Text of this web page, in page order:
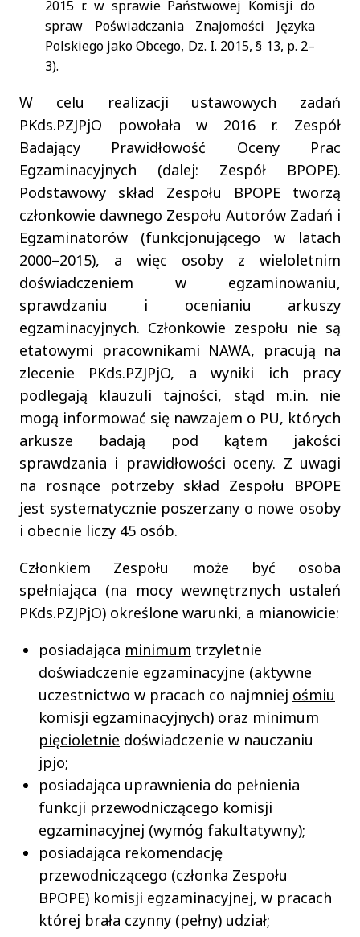
2015 r. w sprawie Państwowej Komisji do
spraw Poświadczania Znajomości Języka
Polskiego jako Obcego, Dz. I. 2015, § 13, p. 2–
3).
W celu realizacji ustawowych zadań
PKds.PZJPjO powołała w 2016 r. Zespół
Badający Prawidłowość Oceny Prac
Egzaminacyjnych (dalej: Zespół BPOPE).
Podstawowy skład Zespołu BPOPE tworzą
członkowie dawnego Zespołu Autorów Zadań i
Egzaminatorów (funkcjonującego w latach
2000–2015), a więc osoby z wieloletnim
doświadczeniem w egzaminowaniu,
sprawdzaniu i ocenianiu arkuszy
egzaminacyjnych. Członkowie zespołu nie są
etatowymi pracownikami NAWA, pracują na
zlecenie PKds.PZJPjO, a wyniki ich pracy
podlegają klauzuli tajności, stąd m.in. nie
mogą informować się nawzajem o PU, których
arkusze badają pod kątem jakości
sprawdzania i prawidłowości oceny. Z uwagi
na rosnące potrzeby skład Zespołu BPOPE
jest systematycznie poszerzany o nowe osoby
i obecnie liczy 45 osób.
Członkiem Zespołu może być osoba
spełniająca (na mocy wewnętrznych ustaleń
PKds.PZJPjO) określone warunki, a mianowicie:
posiadająca minimum trzyletnie
doświadczenie egzaminacyjne (aktywne
uczestnictwo w pracach co najmniej ośmiu
komisji egzaminacyjnych) oraz minimum
pięcioletnie doświadczenie w nauczaniu
jpjo;
posiadająca uprawnienia do pełnienia
funkcji przewodniczącego komisji
egzaminacyjnej (wymóg fakultatywny);
posiadająca rekomendację
przewodniczącego (członka Zespołu
BPOPE) komisji egzaminacyjnej, w pracach
której brała czynny (pełny) udział;